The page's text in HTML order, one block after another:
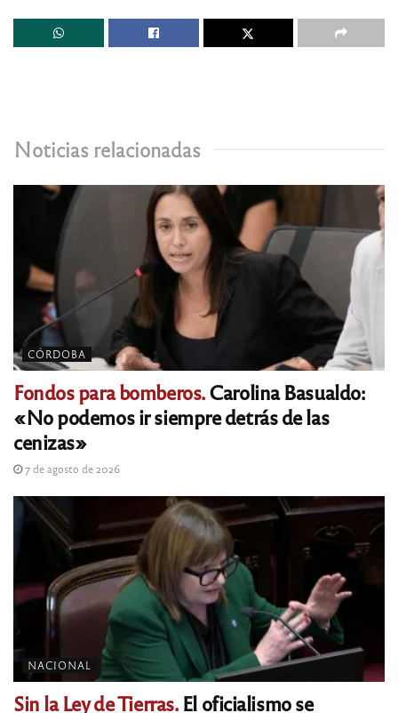
Noticias relacionadas
CÓRDOBA
Fondos para bomberos.Carolina Basualdo:
«No podemos ir siempre detrás de las
cenizas»
7 de agosto de 2026
NACIONAL
Sin la Ley de Tierras.El oficialismo se